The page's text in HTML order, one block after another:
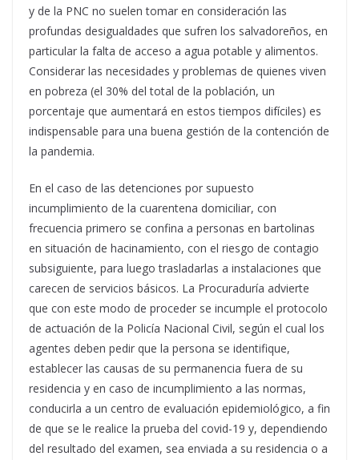
y de la PNC no suelen tomar en consideración las
profundas desigualdades que sufren los salvadoreños, en
particular la falta de acceso a agua potable y alimentos.
Considerar las necesidades y problemas de quienes viven
en pobreza (el 30% del total de la población, un
porcentaje que aumentará en estos tiempos difíciles) es
indispensable para una buena gestión de la contención de
la pandemia.
En el caso de las detenciones por supuesto
incumplimiento de la cuarentena domiciliar, con
frecuencia primero se confina a personas en bartolinas
en situación de hacinamiento, con el riesgo de contagio
subsiguiente, para luego trasladarlas a instalaciones que
carecen de servicios básicos. La Procuraduría advierte
que con este modo de proceder se incumple el protocolo
de actuación de la Policía Nacional Civil, según el cual los
agentes deben pedir que la persona se identifique,
establecer las causas de su permanencia fuera de su
residencia y en caso de incumplimiento a las normas,
conducirla a un centro de evaluación epidemiológico, a fin
de que se le realice la prueba del covid-19 y, dependiendo
del resultado del examen, sea enviada a su residencia o a